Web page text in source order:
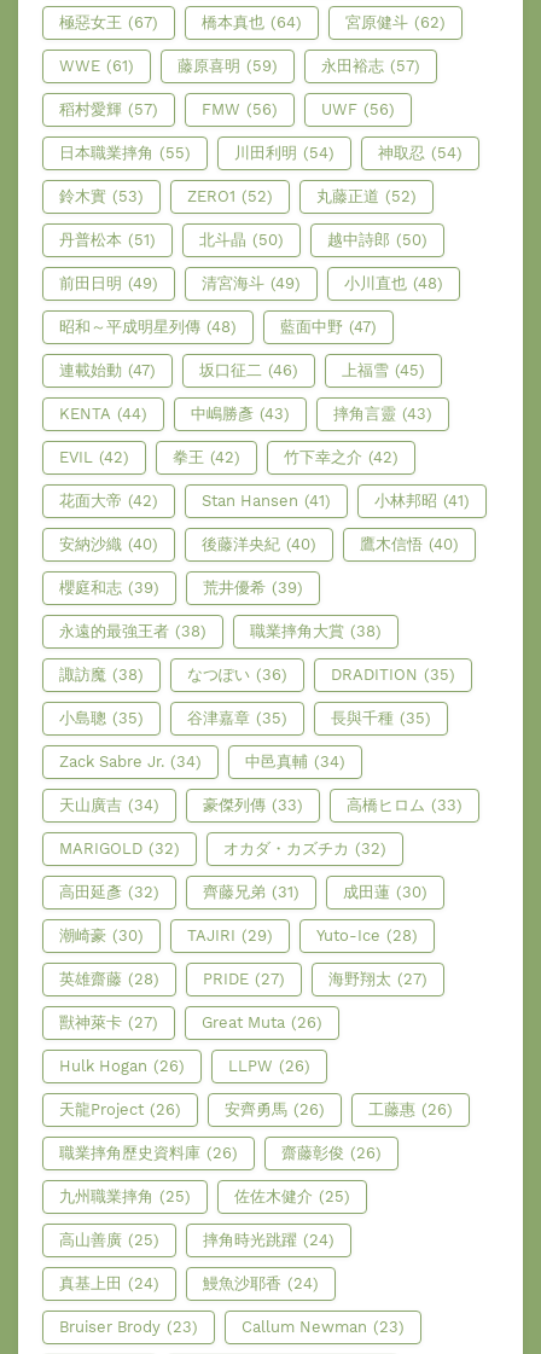
極惡女王 (67) 橋本真也 (64) 宮原健斗 (62)
WWE (61) 藤原喜明 (59) 永田裕志 (57)
稻村愛輝 (57) FMW (56) UWF (56)
日本職業摔角 (55) 川田利明 (54) 神取忍 (54)
鈴木實 (53) ZERO1 (52) 丸藤正道 (52)
丹普松本 (51) 北斗晶 (50) 越中詩郎 (50)
前田日明 (49) 清宮海斗 (49) 小川直也 (48)
昭和～平成明星列傳 (48) 藍面中野 (47)
連載始動 (47) 坂口征二 (46) 上福雪 (45)
KENTA (44) 中嶋勝彥 (43) 摔角言靈 (43)
EVIL (42) 拳王 (42) 竹下幸之介 (42)
花面大帝 (42) Stan Hansen (41) 小林邦昭 (41)
安納沙織 (40) 後藤洋央紀 (40) 鷹木信悟 (40)
櫻庭和志 (39) 荒井優希 (39)
永遠的最強王者 (38) 職業摔角大賞 (38)
諏訪魔 (38) なつぽい (36) DRADITION (35)
小島聰 (35) 谷津嘉章 (35) 長與千種 (35)
Zack Sabre Jr. (34) 中邑真輔 (34)
天山廣吉 (34) 豪傑列傳 (33) 高橋ヒロム (33)
MARIGOLD (32) オカダ・カズチカ (32)
高田延彥 (32) 齊藤兄弟 (31) 成田蓮 (30)
潮崎豪 (30) TAJIRI (29) Yuto-Ice (28)
英雄齋藤 (28) PRIDE (27) 海野翔太 (27)
獸神萊卡 (27) Great Muta (26)
Hulk Hogan (26) LLPW (26)
天龍Project (26) 安齊勇馬 (26) 工藤惠 (26)
職業摔角歷史資料庫 (26) 齋藤彰俊 (26)
九州職業摔角 (25) 佐佐木健介 (25)
高山善廣 (25) 摔角時光跳躍 (24)
真基上田 (24) 鰻魚沙耶香 (24)
Bruiser Brody (23) Callum Newman (23)